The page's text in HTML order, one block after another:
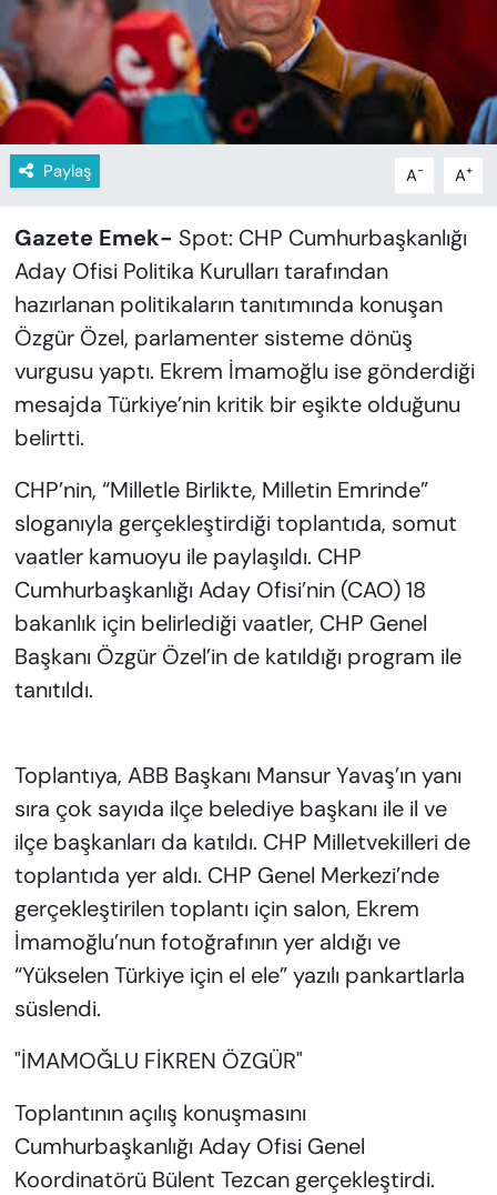
Paylaş A- A+
Gazete Emek- Spot: CHP Cumhurbaşkanlığı
Aday Ofisi Politika Kurulları tarafından
hazırlanan politikaların tanıtımında konuşan
Özgür Özel, parlamenter sisteme dönüş
vurgusu yaptı. Ekrem İmamoğlu ise gönderdiği
mesajda Türkiye’nin kritik bir eşikte olduğunu
belirtti.
CHP’nin, “Milletle Birlikte, Milletin Emrinde”
sloganıyla gerçekleştirdiği toplantıda, somut
vaatler kamuoyu ile paylaşıldı. CHP
Cumhurbaşkanlığı Aday Ofisi’nin (CAO) 18
bakanlık için belirlediği vaatler, CHP Genel
Başkanı Özgür Özel’in de katıldığı program ile
tanıtıldı.
Toplantıya, ABB Başkanı Mansur Yavaş’ın yanı
sıra çok sayıda ilçe belediye başkanı ile il ve
ilçe başkanları da katıldı. CHP Milletvekilleri de
toplantıda yer aldı. CHP Genel Merkezi’nde
gerçekleştirilen toplantı için salon, Ekrem
İmamoğlu’nun fotoğrafının yer aldığı ve
“Yükselen Türkiye için el ele” yazılı pankartlarla
süslendi.
"İMAMOĞLU FİKREN ÖZGÜR"
Toplantının açılış konuşmasını
Cumhurbaşkanlığı Aday Ofisi Genel
Koordinatörü Bülent Tezcan gerçekleştirdi.
KADIN
SAĞLIK
SPOR
KÜLTÜR-SANAT
MAGAZİN
ÖZEL HABER
YAZAR KÖŞESİ
SİYASET